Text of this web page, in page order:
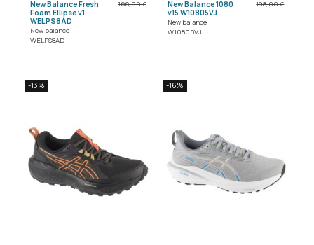
New Balance Fresh
Foam Ellipse v1
WELPS8AD
New balance
WELPS8AD
166,00 €
New Balance 1080
v15 W10805VJ
New balance
W10805VJ
198,00 €
-13% -16%